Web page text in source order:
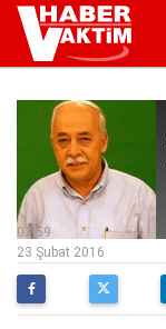
07:59
23 Şubat 2016